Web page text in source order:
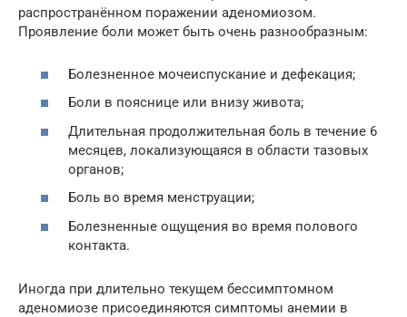
распространённом поражении аденомиозом.
Проявление боли может быть очень разнообразным:
Болезненное мочеиспускание и дефекация;
Боли в пояснице или внизу живота;
Длительная продолжительная боль в течение 6
месяцев, локализующаяся в области тазовых
органов;
Боль во время менструации;
Болезненные ощущения во время полового
контакта.
Иногда при длительно текущем бессимптомном
аденомиозе присоединяются симптомы анемии в